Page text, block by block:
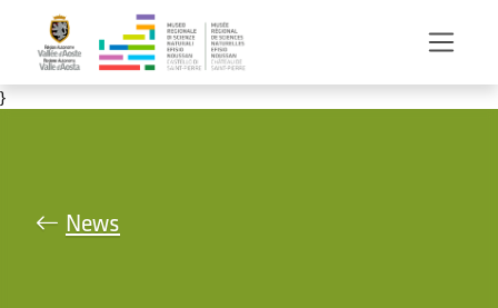
Salta al contenuto principale
}
News